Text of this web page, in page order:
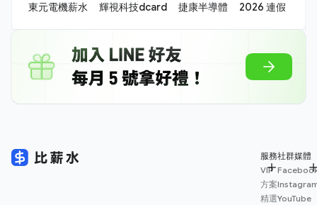
東元電機薪水
輝視科技dcard 捷康半導體 2026 連假
服務
VIP
方案
精選
社群媒體
YouTube